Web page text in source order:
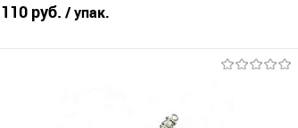
110 руб. / упак.